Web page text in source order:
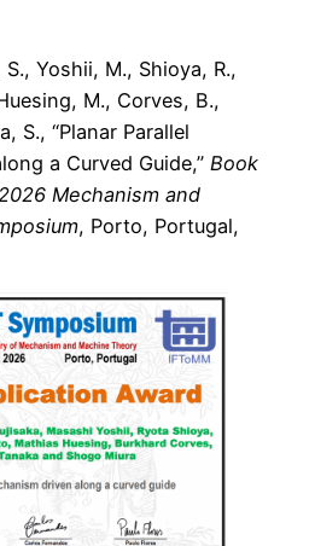
Yoshii, M., Shioya, R.,
M., Corves, B.,
S., “Planar Parallel
a Curved Guide,” Book
Mechanism and
, Porto, Portugal,